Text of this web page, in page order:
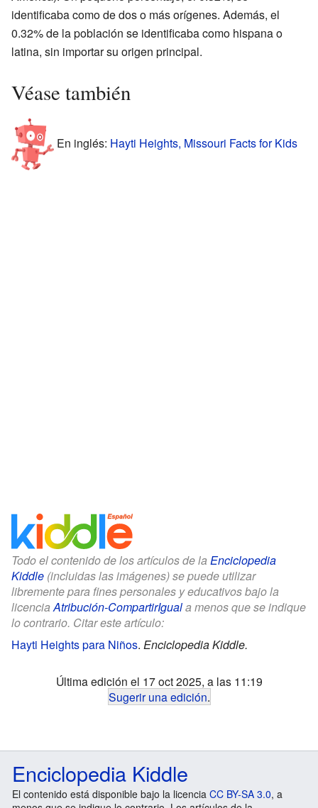
identificaba como de dos o más orígenes. Además, el
0.32% de la población se identificaba como hispana o
latina, sin importar su origen principal.
Véase también
En inglés: Hayti Heights, Missouri Facts for Kids
Todo el contenido de los artículos de la Enciclopedia
Kiddle (incluidas las imágenes) se puede utilizar
libremente para fines personales y educativos bajo la
licenciaAtribución-CompartirIguala menos que se indique
lo contrario. Citar este artículo:
Hayti Heights para Niños. Enciclopedia Kiddle.
Última edición el 17 oct 2025, a las 11:19
Sugerir una edición.
Enciclopedia Kiddle
El contenido está disponible bajo la licencia CC BY-SA 3.0, a